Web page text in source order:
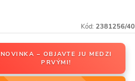
Kód:2381256/40
NOVINKA – OBJAVTE JU MEDZI
PRVÝMI!